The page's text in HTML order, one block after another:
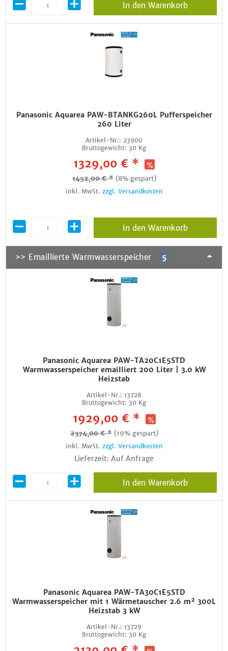
In den Warenkorb
Panasonic Aquarea PAW-BTANKG260L Pufferspeicher
260 Liter
Artikel-Nr.: 23900
Bruttogewicht: 30 Kg
1329,00 € *
1452,00 € * (8% gespart)
inkl. MwSt. zzgl. Versandkosten
In den Warenkorb
>> Emaillierte Warmwasserspeicher 5
Panasonic Aquarea PAW-TA20C1E5STD
Warmwasserspeicher emailliert 200 Liter | 3.0 kW
Heizstab
Artikel-Nr.: 13728
Bruttogewicht: 30 Kg
1929,00 € *
2374,00 € * (19% gespart)
inkl. MwSt. zzgl. Versandkosten
Lieferzeit: Auf Anfrage
In den Warenkorb
Panasonic Aquarea PAW-TA30C1E5STD
Warmwasserspeicher mit 1 Wärmetauscher 2.6 m² 300L
Heizstab 3 kW
Artikel-Nr.: 13729
Bruttogewicht: 30 Kg